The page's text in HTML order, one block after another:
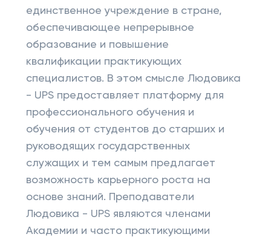
единственное учреждение в стране,
обеспечивающее непрерывное
образование и повышение
квалификации практикующих
специалистов. В этом смысле Людовика
- UPS предоставляет платформу для
профессионального обучения и
обучения от студентов до старших и
руководящих государственных
служащих и тем самым предлагает
возможность карьерного роста на
основе знаний. Преподаватели
Людовика - UPS являются членами
Академии и часто практикующими